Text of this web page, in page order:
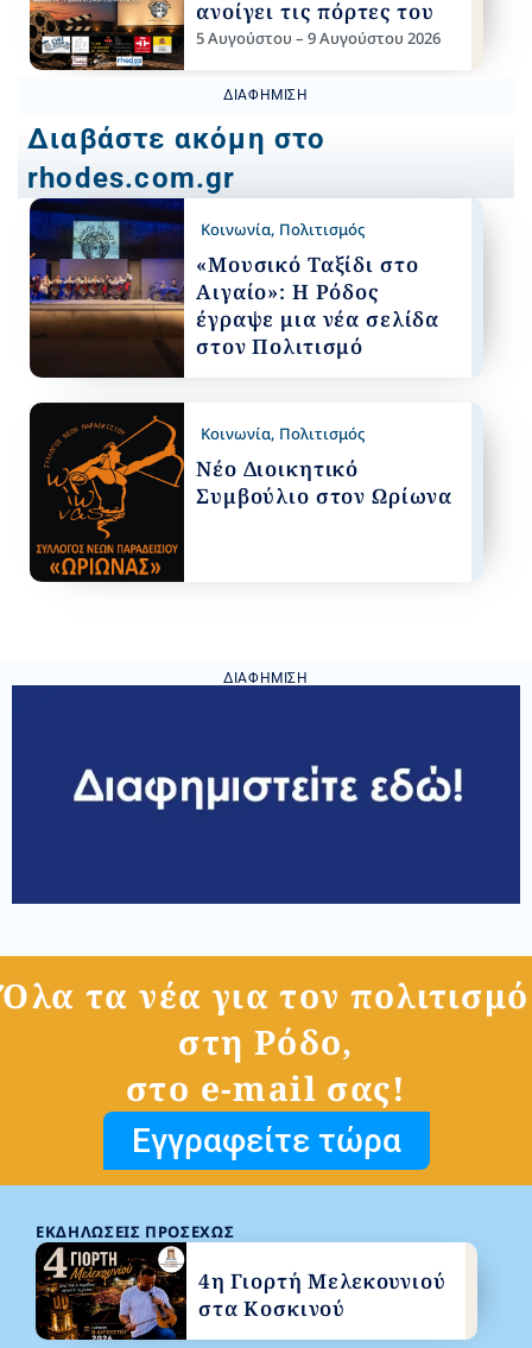
ανοίγει τις πόρτες του
5 Αυγούστου – 9 Αυγούστου 2026
ΔΙΑΦΉΜΙΣΗ
Διαβάστε ακόμη στο
rhodes.com.gr
Κοινωνία, Πολιτισμός
«Μουσικό Ταξίδι στο
Αιγαίο»: Η Ρόδος
έγραψε μια νέα σελίδα
στον Πολιτισμό
Κοινωνία, Πολιτισμός
Νέο Διοικητικό
Συμβούλιο στον Ωρίωνα
ΔΙΑΦΉΜΙΣΗ
Όλα τα νέα για τον πολιτισμό
στη Ρόδο,
στο e-mail σας!
Εγγραφείτε τώρα
ΕΚΔΗΛΏΣΕΙΣ ΠΡΟΣΕΧΏΣ
4η Γιορτή Μελεκουνιού
στα Κοσκινού